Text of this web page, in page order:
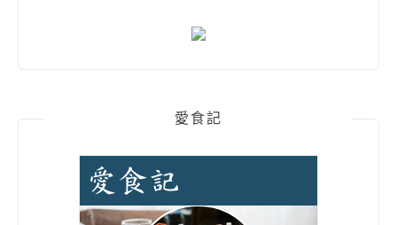
愛食記